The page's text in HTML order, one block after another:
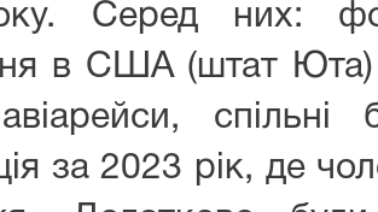
Серед них:
в США (штат Юта)
спільні
за 2023 рік, де